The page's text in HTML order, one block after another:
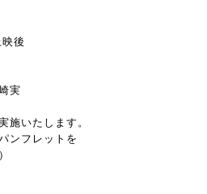
後
実
施いたします。
ンフレットを